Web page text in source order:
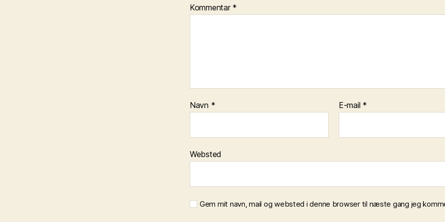
Kommentar *
Navn * E-mail *
Websted
Gem mit navn, mail og websted i denne browser til næste gang jeg